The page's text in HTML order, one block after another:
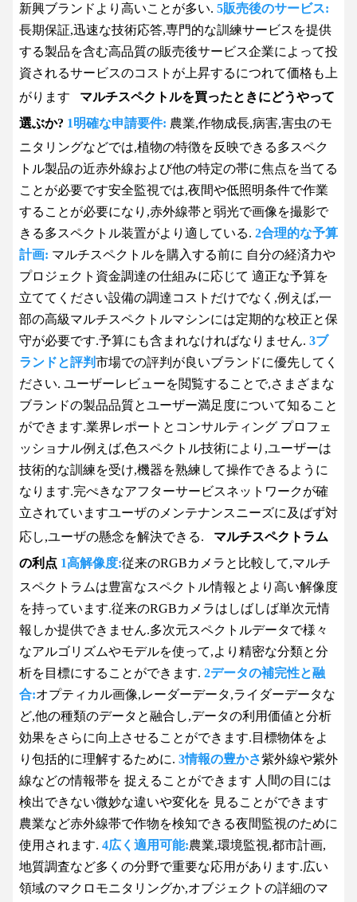
新興ブランドより高いことが多い. 5販売後のサービス:
長期保証,迅速な技術応答,専門的な訓練サービスを提供
する製品を含む高品質の販売後サービス企業によって投
資されるサービスのコストが上昇するにつれて価格も上
がります
マルチスペクトルを買ったときにどうやって
選ぶか? 1明確な申請要件: 農業,作物成長,病害,害虫のモ
ニタリングなどでは,植物の特徴を反映できる多スペク
トル製品の近赤外線および他の特定の帯に焦点を当てる
ことが必要です安全監視では,夜間や低照明条件で作業
することが必要になり,赤外線帯と弱光で画像を撮影で
きる多スペクトル装置がより適している. 2合理的な予算
計画: マルチスペクトルを購入する前に 自分の経済力や
プロジェクト資金調達の仕組みに応じて 適正な予算を
立ててください設備の調達コストだけでなく,例えば,一
部の高級マルチスペクトルマシンには定期的な校正と保
守が必要です.予算にも含まれなければなりません. 3ブ
ランドと評判市場での評判が良いブランドに優先してく
ださい. ユーザーレビューを閲覧することで,さまざまな
ブランドの製品品質とユーザー満足度について知ること
ができます.業界レポートとコンサルティング プロフェ
ッショナル例えば,色スペクトル技術により,ユーザーは
技術的な訓練を受け,機器を熟練して操作できるように
なります.完ぺきなアフターサービスネットワークが確
立されていますユーザのメンテナンスニーズに及ばず対
応し,ユーザの懸念を解決できる.
マルチスペクトラム
の利点 1高解像度:従来のRGBカメラと比較して,マルチ
スペクトラムは豊富なスペクトル情報とより高い解像度
を持っています.従来のRGBカメラはしばしば単次元情
報しか提供できません.多次元スペクトルデータで様々
なアルゴリズムやモデルを使って,より精密な分類と分
析を目標にすることができます. 2データの補完性と融
合:オプティカル画像,レーダーデータ,ライダーデータな
ど,他の種類のデータと融合し,データの利用価値と分析
効果をさらに向上させることができます.目標物体をよ
り包括的に理解するために. 3情報の豊かさ紫外線や紫外
線などの情報帯を 捉えることができます 人間の目には
検出できない微妙な違いや変化を 見ることができます
農業など赤外線帯で作物を検知できる夜間監視のために
使用されます. 4広く適用可能:農業,環境監視,都市計画,
地質調査など多くの分野で重要な応用があります.広い
領域のマクロモニタリングか,オブジェクトの詳細のマ